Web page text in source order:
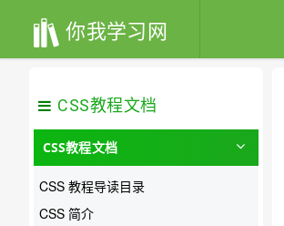
你我学习网
CSS教程文档
CSS教程文档
CSS 教程导读目录
CSS 简介